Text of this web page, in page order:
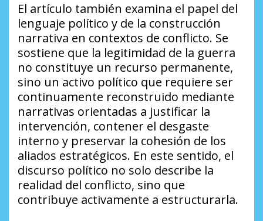
El artículo también examina el papel del
lenguaje político y de la construcción
narrativa en contextos de conflicto. Se
sostiene que la legitimidad de la guerra
no constituye un recurso permanente,
sino un activo político que requiere ser
continuamente reconstruido mediante
narrativas orientadas a justificar la
intervención, contener el desgaste
interno y preservar la cohesión de los
aliados estratégicos. En este sentido, el
discurso político no solo describe la
realidad del conflicto, sino que
contribuye activamente a estructurarla.